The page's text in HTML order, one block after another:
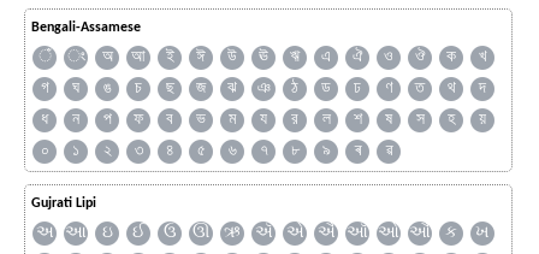
Bengali-Assamese
ঁ ং অ আ ই ঈ উ ঊ ঋ এ ঐ ও ঔ ক
খ
গ
ঘ ঙ চ ছ জ ঝ ঞ ঠ ড ঢ ণ ত থ
দ
ধ
ন প ফ ব ভ ম য র ল শ ষ স হ
য়
০
১ ২ ৩ ৪ ৫ ৬ ৭ ৮ ৯ ৰ ৱ
Gujrati Lipi
અ આ ઇ ઈ ઉ ઊ ઋ ઍ એ ઐ ઑ ઓ ઔ ક
ખ